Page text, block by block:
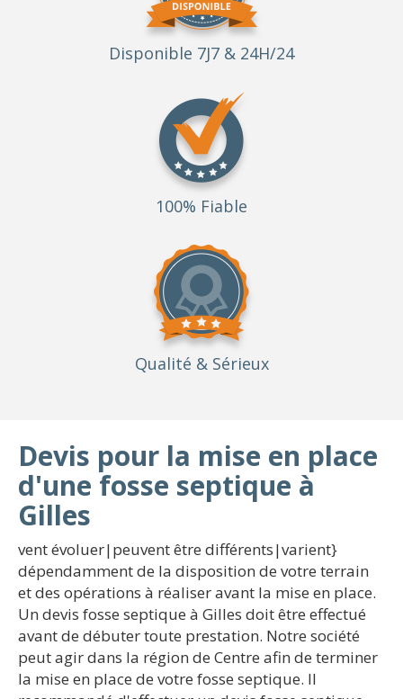
Disponible 7J7 & 24H/24
100% Fiable
Qualité & Sérieux
Devis pour la mise en place
d'une fosse septique à
Gilles
vent évoluer|peuvent être différents|varient}
dépendamment de la disposition de votre terrain
et des opérations à réaliser avant la mise en place.
Un devis fosse septique à Gilles doit être effectué
avant de débuter toute prestation. Notre société
peut agir dans la région de Centre afin de terminer
la mise en place de votre fosse septique. Il